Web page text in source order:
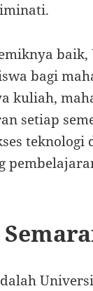
bagi
kuliah,
setiap
teknologi